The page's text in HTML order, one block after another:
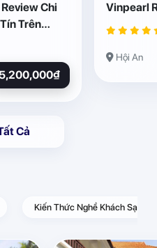
Chi
Trên
5,200,000₫
Vinpearl
Hội An
Cả
Kiến Thức Nghề Khách Sạn –